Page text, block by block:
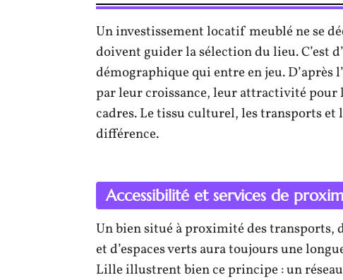
Un investissement locatif meublé ne se
doivent guider la sélection du lieu. C’est
démographique qui entre en jeu. D’après
par leur croissance, leur attractivité pour
cadres. Le tissu culturel, les transports
différence.
Accessibilité et services de
Un bien situé à proximité des transports,
et d’espaces verts aura toujours une
Lille illustrent bien ce principe : un